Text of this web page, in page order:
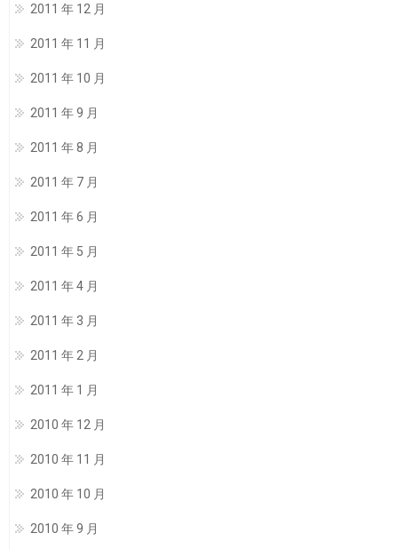
2011 年 12 月
2011 年 11 月
2011 年 10 月
2011 年 9 月
2011 年 8 月
2011 年 7 月
2011 年 6 月
2011 年 5 月
2011 年 4 月
2011 年 3 月
2011 年 2 月
2011 年 1 月
2010 年 12 月
2010 年 11 月
2010 年 10 月
2010 年 9 月